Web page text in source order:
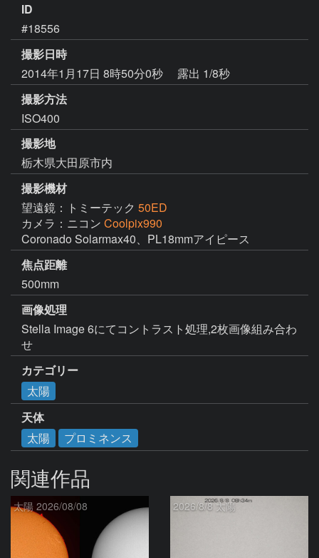
ID
#18556
撮影日時
2014年1月17日 8時50分0秒
露出 1/8秒
撮影方法
ISO400
撮影地
栃木県大田原市内
撮影機材
望遠鏡：トミーテック 50ED
カメラ：ニコン Coolpix990
Coronado Solarmax40、PL18mmアイピース
焦点距離
500mm
画像処理
Stella Image 6にてコントラスト処理,2枚画像組み合わ
せ
カテゴリー
太陽
天体
太陽
プロミネンス
関連作品
太陽 2026/08/08 2026/8/8 太陽